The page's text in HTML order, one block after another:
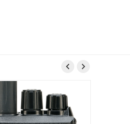
 